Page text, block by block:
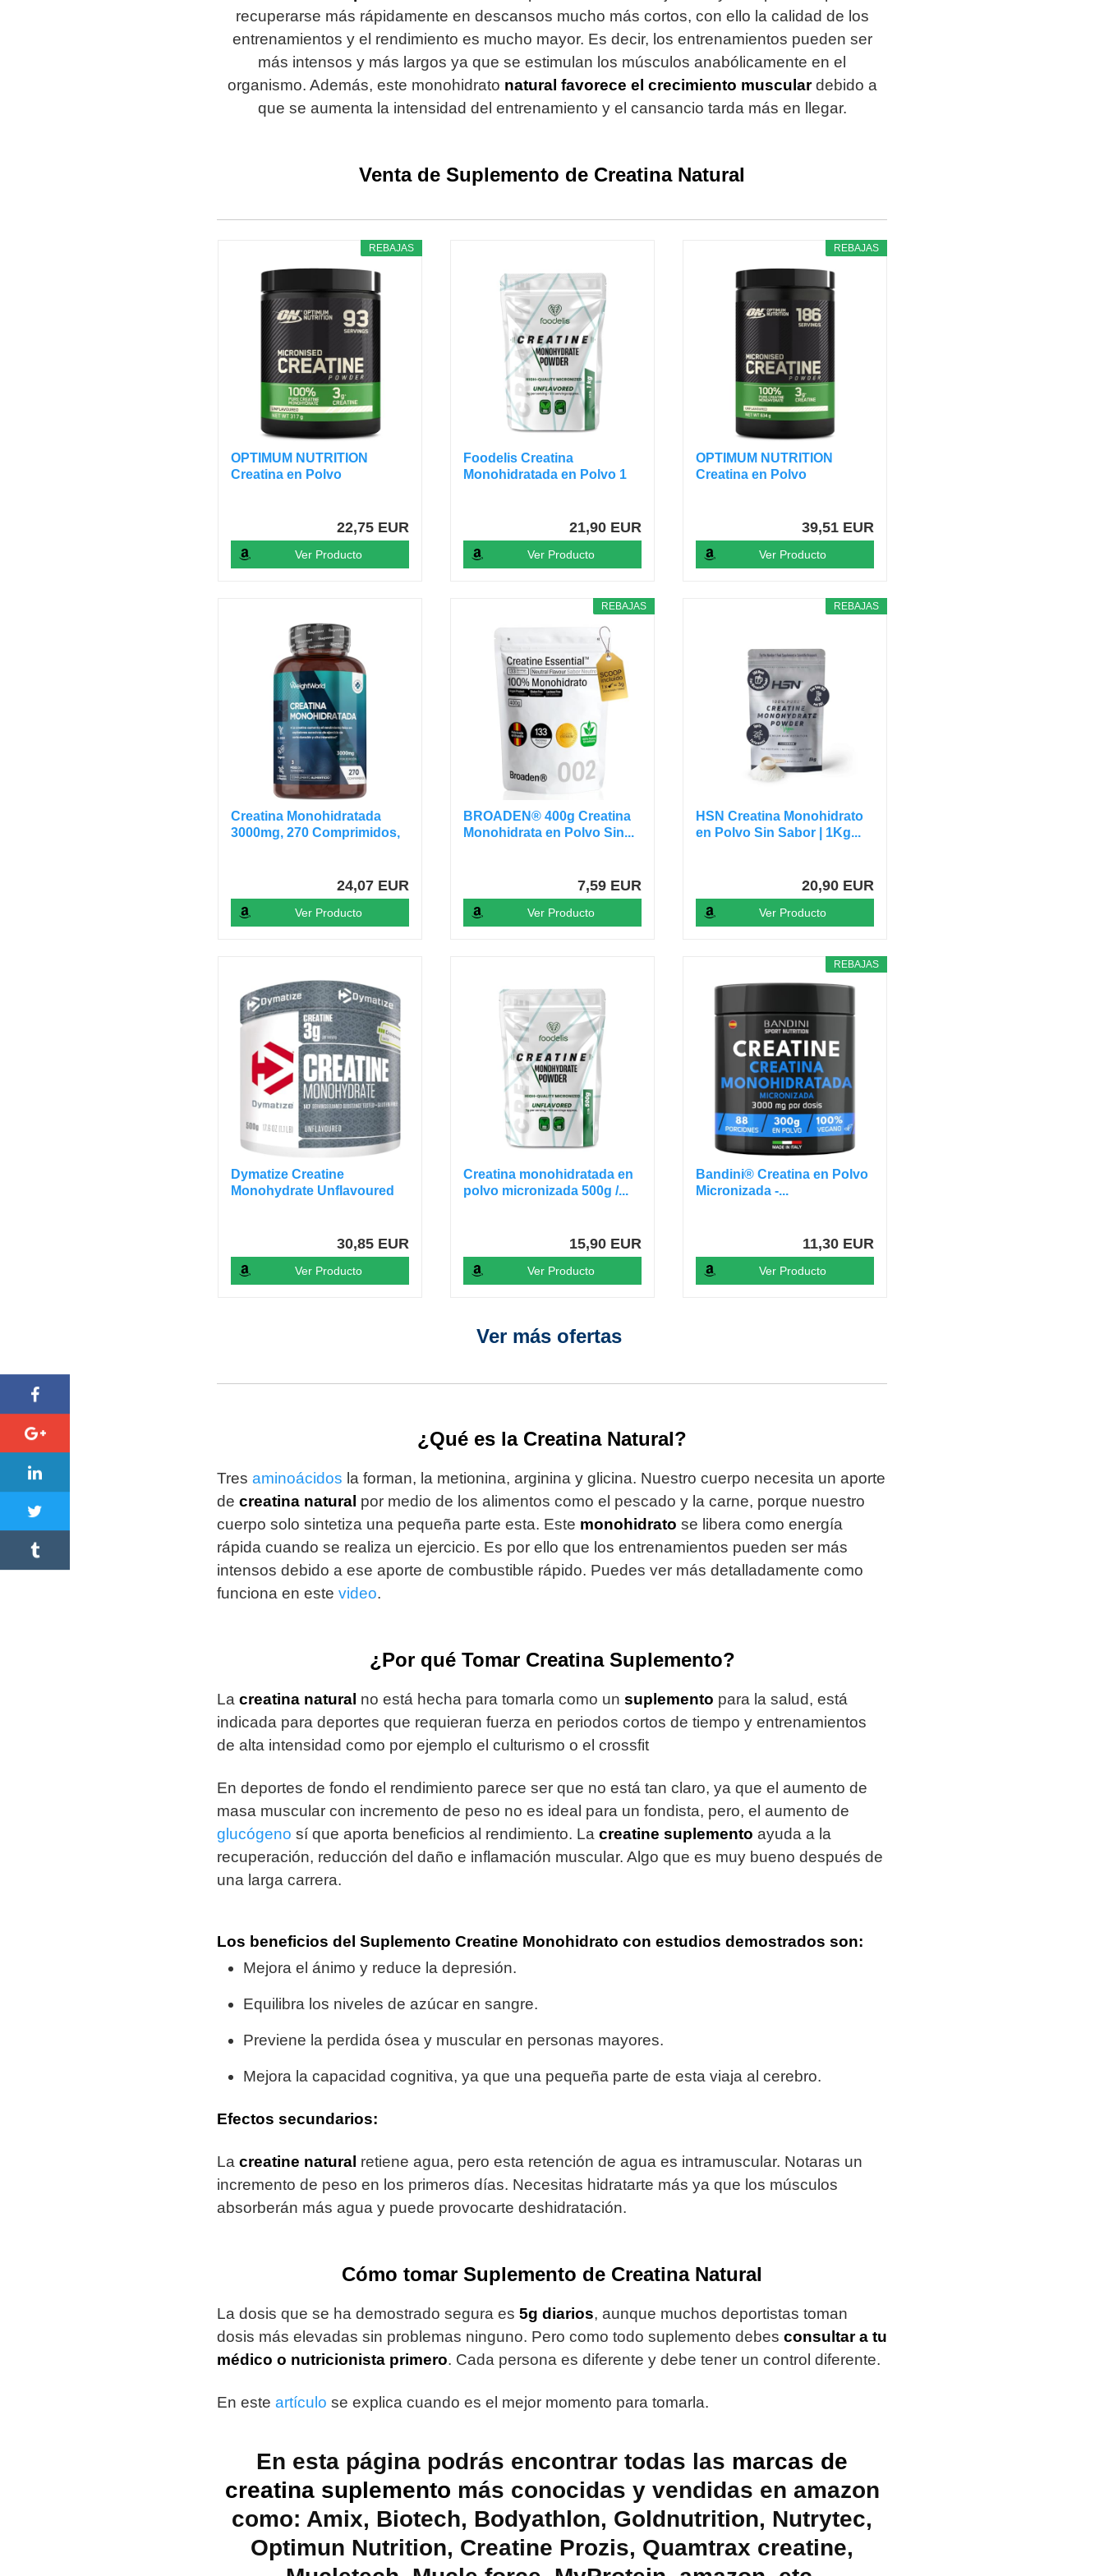
recuperarse más rápidamente en descansos mucho más cortos, con ello la calidad de los
entrenamientos y el rendimiento es mucho mayor. Es decir, los entrenamientos pueden ser
más intensos y más largos ya que se estimulan los músculos anabólicamente en el
organismo. Además, este monohidrato natural favorece el crecimiento musculardebido a
que se aumenta la intensidad del entrenamiento y el cansancio tarda más en llegar.
Venta de Suplemento de Creatina Natural
REBAJAS
OPTIMUM NUTRITION
Creatina en Polvo
22,75 EUR
Ver Producto
Foodelis Creatina
Monohidratada en Polvo 1
21,90 EUR
Ver Producto
REBAJAS
OPTIMUM NUTRITION
Creatina en Polvo
39,51 EUR
Ver Producto
Creatina Monohidratada
3000mg, 270 Comprimidos,
24,07 EUR
Ver Producto
REBAJAS
BROADEN® 400g Creatina
Monohidrata en Polvo Sin...
7,59 EUR
Ver Producto
REBAJAS
HSN Creatina Monohidrato
en Polvo Sin Sabor | 1Kg...
20,90 EUR
Ver Producto
Dymatize Creatine
Monohydrate Unflavoured
30,85 EUR
Ver Producto
Creatina monohidratada en
polvo micronizada 500g /...
15,90 EUR
Ver Producto
REBAJAS
Bandini® Creatina en Polvo
Micronizada -...
11,30 EUR
Ver Producto
Ver más ofertas
¿Qué es la Creatina Natural?
Tres aminoácidos la forman, la metionina, arginina y glicina. Nuestro cuerpo necesita un aporte
de creatina natural por medio de los alimentos como el pescado y la carne, porque nuestro
cuerpo solo sintetiza una pequeña parte esta. Este monohidrato se libera como energía
rápida cuando se realiza un ejercicio. Es por ello que los entrenamientos pueden ser más
intensos debido a ese aporte de combustible rápido. Puedes ver más detalladamente como
funciona en este video.
¿Por qué Tomar Creatina Suplemento?
La creatina natural no está hecha para tomarla como un suplemento para la salud, está
indicada para deportes que requieran fuerza en periodos cortos de tiempo y entrenamientos
de alta intensidad como por ejemplo el culturismo o el crossfit
En deportes de fondo el rendimiento parece ser que no está tan claro, ya que el aumento de
masa muscular con incremento de peso no es ideal para un fondista, pero, el aumento de
glucógeno sí que aporta beneficios al rendimiento. La creatine suplemento ayuda a la
recuperación, reducción del daño e inflamación muscular. Algo que es muy bueno después de
una larga carrera.
Los beneficios del Suplemento Creatine Monohidrato con estudios demostrados son:
Mejora el ánimo y reduce la depresión.
Equilibra los niveles de azúcar en sangre.
Previene la perdida ósea y muscular en personas mayores.
Mejora la capacidad cognitiva, ya que una pequeña parte de esta viaja al cerebro.
Efectos secundarios:
La creatine natural retiene agua, pero esta retención de agua es intramuscular. Notaras un
incremento de peso en los primeros días. Necesitas hidratarte más ya que los músculos
absorberán más agua y puede provocarte deshidratación.
Cómo tomar Suplemento de Creatina Natural
La dosis que se ha demostrado segura es 5g diarios, aunque muchos deportistas toman
dosis más elevadas sin problemas ninguno. Pero como todo suplemento debes consultar a tu
médico o nutricionista primero. Cada persona es diferente y debe tener un control diferente.
En este artículo se explica cuando es el mejor momento para tomarla.
En esta página podrás encontrar todas las marcas de
creatina suplemento más conocidas y vendidas en amazon
como: Amix, Biotech, Bodyathlon, Goldnutrition, Nutrytec,
Optimun Nutrition, Creatine Prozis, Quamtrax creatine,